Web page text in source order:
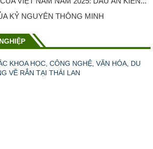
KỶ NGUYÊN THÔNG MINH